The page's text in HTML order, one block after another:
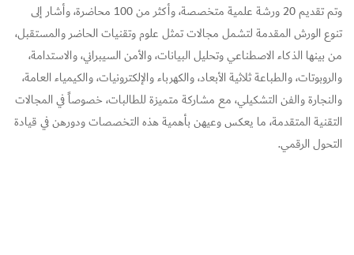
وتم تقديم 20 ورشة علمية متخصصة، وأكثر من 100 محاضرة، وأشار إلى
تنوع الورش المقدمة لتشمل مجالات تمثل علوم وتقنيات الحاضر والمستقبل،
من بينها الذكاء الاصطناعي وتحليل البيانات، والأمن السيبراني، والاستدامة،
والروبوتات، والطباعة ثلاثية الأبعاد، والكهرباء والإلكترونيات، والكيمياء العامة،
والنجارة والفن التشكيلي، مع مشاركة متميزة للطالبات، خصوصاً في المجالات
التقنية المتقدمة، ما يعكس وعيهن بأهمية هذه التخصصات ودورهن في قيادة
التحول الرقمي.